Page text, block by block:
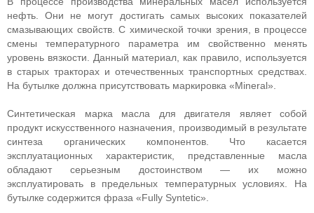
нефть. Они не могут достигать самых высоких показателей
смазывающих свойств. С химической точки зрения, в процессе
смены температурного параметра им свойственно менять
уровень вязкости. Данный материал, как правило, используется
в старых тракторах и отечественных транспортных средствах.
На бутылке должна присутствовать маркировка «Mineral».
Синтетическая марка масла для двигателя являет собой
продукт искусственного назначения, производимый в результате
синтеза органических компонентов. Что касается
эксплуатационных характеристик, представленные масла
обладают серьезным достоинством — их можно
эксплуатировать в предельных температурных условиях. На
бутылке содержится фраза «Fully Syntetic».